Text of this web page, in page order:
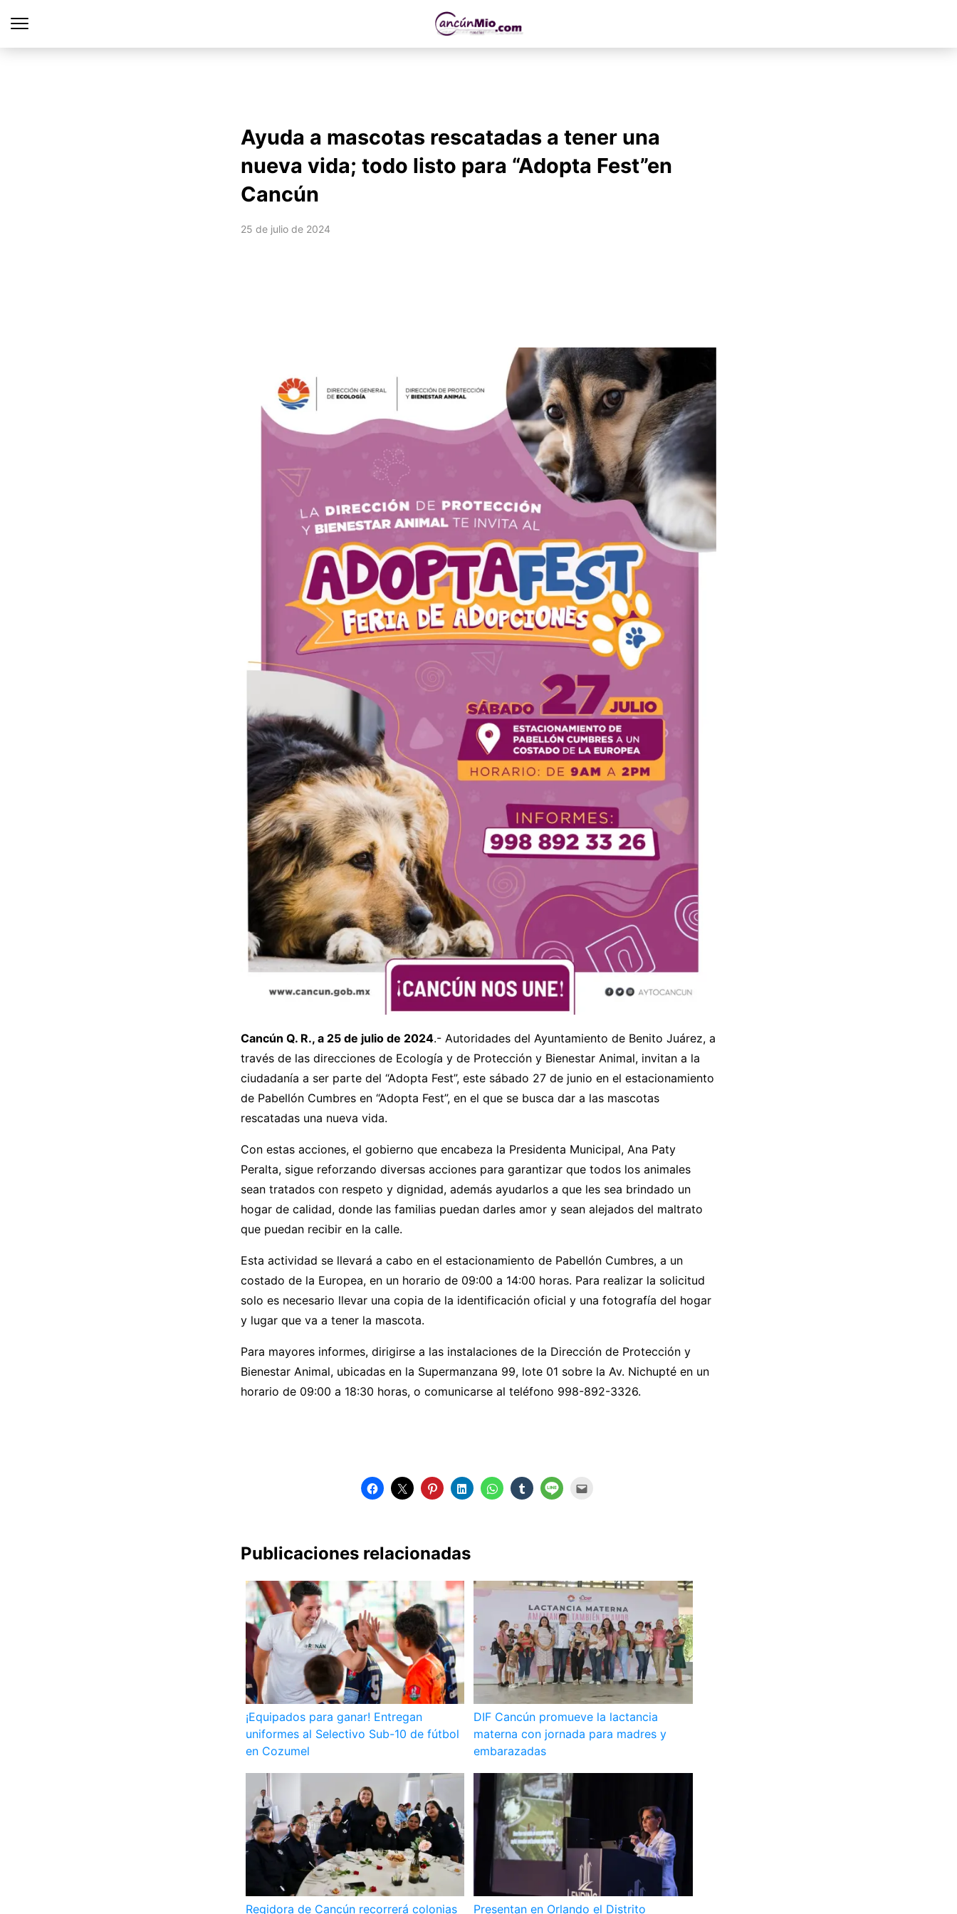
Ayuda a mascotas rescatadas a tener una
nueva vida; todo listo para “Adopta Fest”en
Cancún
25 de julio de 2024
Cancún Q. R., a 25 de julio de 2024.- Autoridades del Ayuntamiento de Benito Juárez, a
través de las direcciones de Ecología y de Protección y Bienestar Animal, invitan a la
ciudadanía a ser parte del “Adopta Fest”, este sábado 27 de junio en el estacionamiento
de Pabellón Cumbres en “Adopta Fest”, en el que se busca dar a las mascotas
rescatadas una nueva vida.
Con estas acciones, el gobierno que encabeza la Presidenta Municipal, Ana Paty
Peralta, sigue reforzando diversas acciones para garantizar que todos los animales
sean tratados con respeto y dignidad, además ayudarlos a que les sea brindado un
hogar de calidad, donde las familias puedan darles amor y sean alejados del maltrato
que puedan recibir en la calle.
Esta actividad se llevará a cabo en el estacionamiento de Pabellón Cumbres, a un
costado de la Europea, en un horario de 09:00 a 14:00 horas. Para realizar la solicitud
solo es necesario llevar una copia de la identificación oficial y una fotografía del hogar
y lugar que va a tener la mascota.
Para mayores informes, dirigirse a las instalaciones de la Dirección de Protección y
Bienestar Animal, ubicadas en la Supermanzana 99, lote 01 sobre la Av. Nichupté en un
horario de 09:00 a 18:30 horas, o comunicarse al teléfono 998-892-3326.
Publicaciones relacionadas
¡Equipados para ganar! Entregan
uniformes al Selectivo Sub-10 de fútbol
en Cozumel
DIF Cancún promueve la lactancia
materna con jornada para madres y
embarazadas
Regidora de Cancún recorrerá colonias
Presentan en Orlando el Distrito